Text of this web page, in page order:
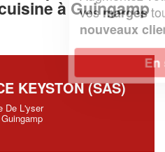
à Guingamp
KEYSTON (SAS)
De L'yser
tout en gagnant de